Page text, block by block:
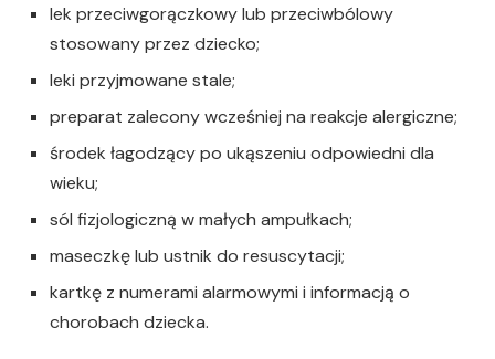
lek przeciwgorączkowy lub przeciwbólowy
stosowany przez dziecko;
leki przyjmowane stale;
preparat zalecony wcześniej na reakcje alergiczne;
środek łagodzący po ukąszeniu odpowiedni dla
wieku;
sól fizjologiczną w małych ampułkach;
maseczkę lub ustnik do resuscytacji;
kartkę z numerami alarmowymi i informacją o
chorobach dziecka.